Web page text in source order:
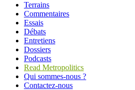
Terrains
Commentaires
Essais
Débats
Entretiens
Dossiers
Podcasts
Read Metropolitics
Qui sommes-nous ?
Contactez-nous